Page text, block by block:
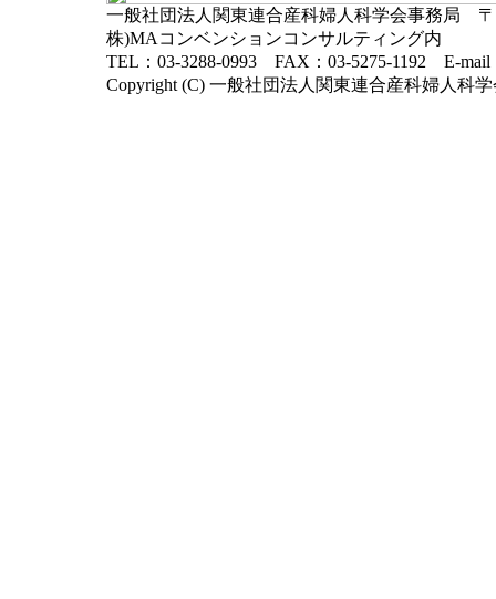
一般社団法人関東連合産科婦人科学会事務局 〒
株)MAコンベンションコンサルティング内
TEL：03-3288-0993 FAX：03-5275-1192 E-mail
Copyright (C) 一般社団法人関東連合産科婦人科